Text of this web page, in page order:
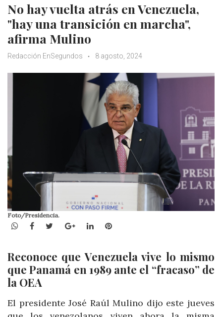
No hay vuelta atrás en Venezuela,
"hay una transición en marcha",
afirma Mulino
Redacción EnSegundos 8 agosto, 2024
Foto/Presidencia.
WhatsApp
Facebook
TwitterGoogle+LinkedInPinterest
Reconoce que Venezuela vive lo mismo
que Panamá en 1989 ante el “fracaso” de
la OEA
El presidente José Raúl Mulino dijo este jueves